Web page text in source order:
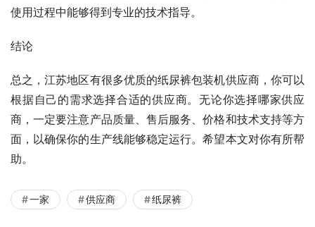
使用过程中能够得到专业的技术指导。
结论
总之，江苏地区有很多优质的纸尿裤包装机供应商，你可以
根据自己的需求选择合适的供应商。无论你选择哪家供应
商，一定要注意产品质量、售后服务、价格和技术支持等方
面，以确保你的生产线能够稳定运行。希望本文对你有所帮
助。
一家 供应商 纸尿裤